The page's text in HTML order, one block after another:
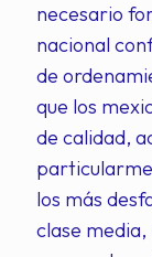
necesario
nacional
de
que los
de calidad,
los más
clase media,